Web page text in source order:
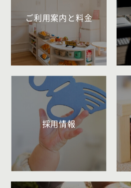
ご利用案内と料金
採用情報